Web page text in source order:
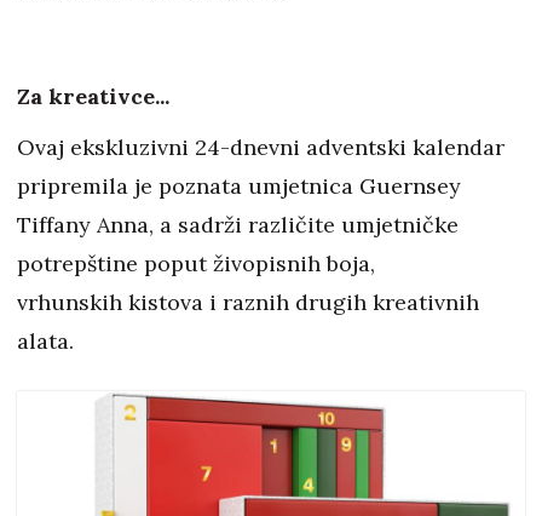
Za kreativce...
Ovaj ekskluzivni 24-dnevni adventski kalendar
pripremila je poznata umjetnica Guernsey
Tiffany Anna, a sadrži različite umjetničke
potrepštine poput živopisnih boja,
vrhunskih kistova i raznih drugih kreativnih
alata.